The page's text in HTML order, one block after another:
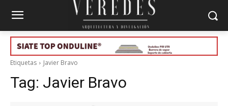
Etiquetas Javier Bravo
Tag: Javier Bravo